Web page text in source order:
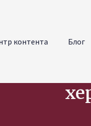
контента Блог